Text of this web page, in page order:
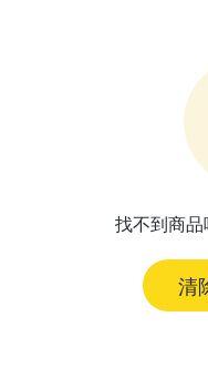
找不到商品
清